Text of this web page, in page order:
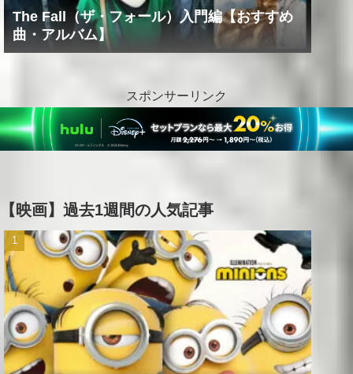
The Fall（ザ・フォール）入門編【おすすめ
曲・アルバム】
スポンサーリンク
【映画】過去1週間の人気記事